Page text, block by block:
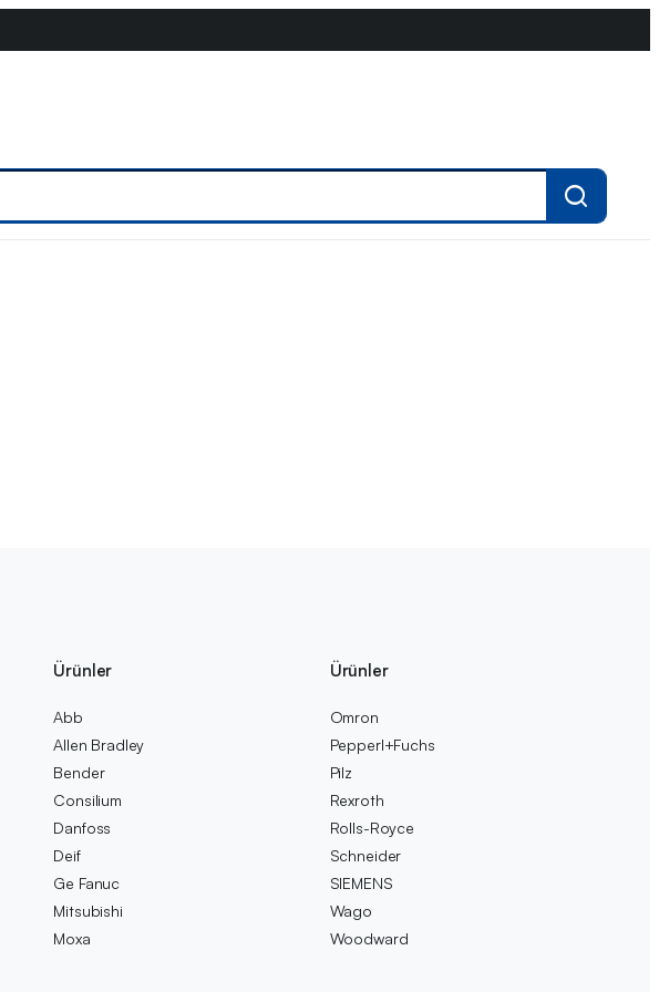
Ürünler
Abb
Allen Bradley
Bender
Consilium
Danfoss
Deif
Ge Fanuc
Mitsubishi
Moxa
Ürünler
Omron
Pepperl+Fuchs
Pilz
Rexroth
Rolls-Royce
Schneider
SIEMENS
Wago
Woodward